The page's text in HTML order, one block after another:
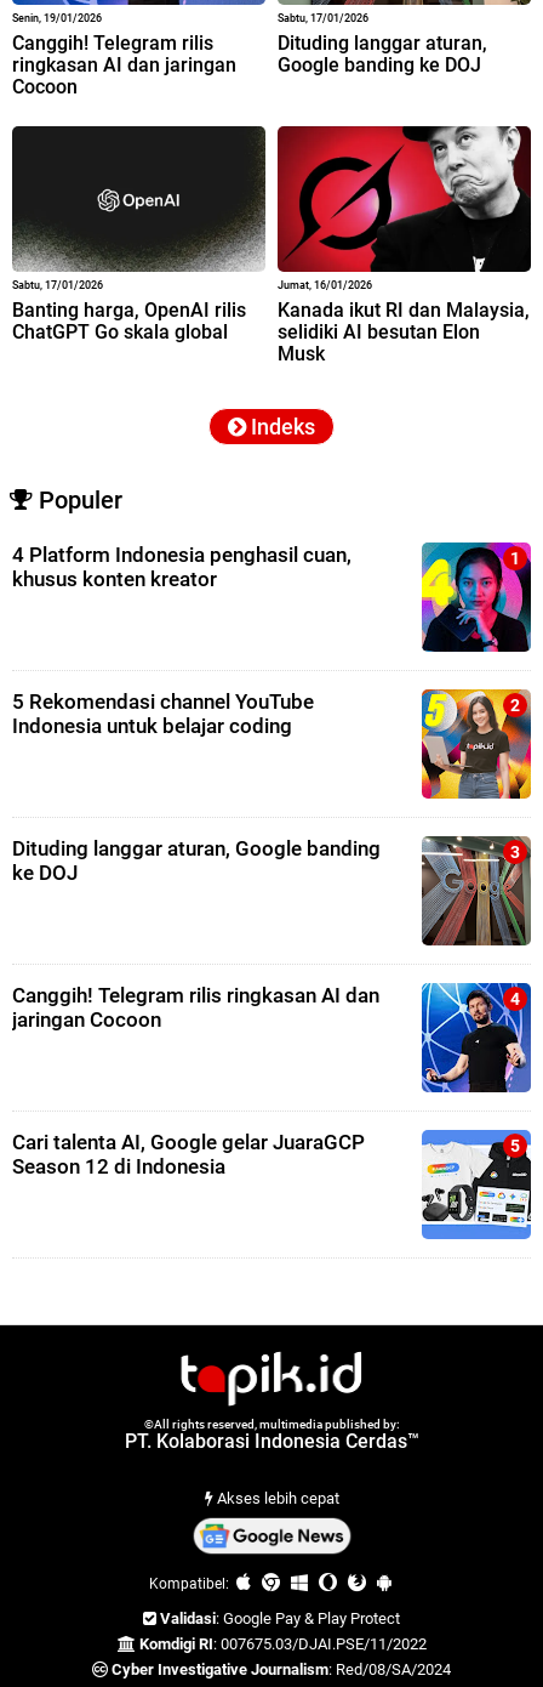
Senin, 19/01/2026
Canggih! Telegram rilis
ringkasan AI dan jaringan
Cocoon
Sabtu, 17/01/2026
Dituding langgar aturan,
Google banding ke DOJ
Sabtu, 17/01/2026
Banting harga, OpenAI rilis
ChatGPT Go skala global
Jumat, 16/01/2026
Kanada ikut RI dan Malaysia,
selidiki AI besutan Elon
Musk
Indeks
Populer
4 Platform Indonesia penghasil cuan,
khusus konten kreator
5 Rekomendasi channel YouTube
Indonesia untuk belajar coding
Dituding langgar aturan, Google banding
ke DOJ
Canggih! Telegram rilis ringkasan AI dan
jaringan Cocoon
Cari talenta AI, Google gelar JuaraGCP
Season 12 di Indonesia
©All rights reserved, multimedia published by:
PT. Kolaborasi Indonesia Cerdas™
Akses lebih cepat
Kompatibel:
Validasi: Google Pay & Play Protect
Komdigi RI: 007675.03/DJAI.PSE/11/2022
Cyber Investigative Journalism: Red/08/SA/2024